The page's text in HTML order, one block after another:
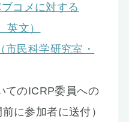
コメに対する
英文）
民科学研究室・
のICRP委員への
に参加者に送付）